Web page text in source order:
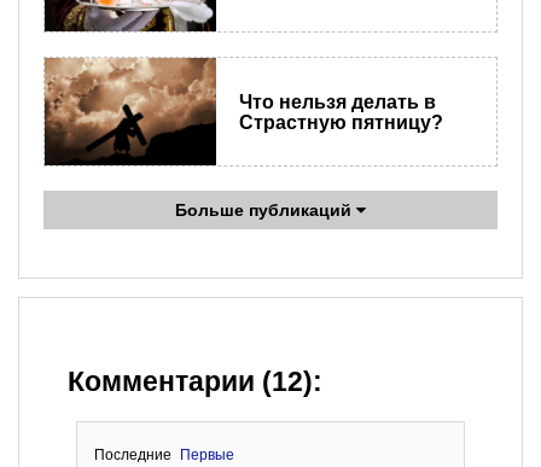
Что нельзя делать в
Страстную пятницу?
Больше публикаций
Комментарии (12):
Последние
Первые